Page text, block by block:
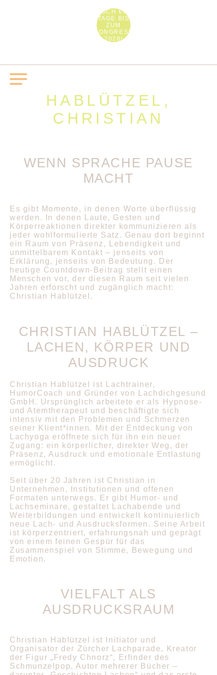
NOCH 692
TAGE BIS
ZUM
KONGRESS
2028!
HABLÜTZEL,
CHRISTIAN
WENN SPRACHE PAUSE
MACHT
Es gibt Momente, in denen Worte überflüssig
werden. In denen Laute, Gesten und
Körperreaktionen direkter kommunizieren als
jeder wohlformulierte Satz. Genau dort beginnt
ein Raum von Präsenz, Lebendigkeit und
unmittelbarem Kontakt – jenseits von
Erklärung, jenseits von Bedeutung. Der
heutige Countdown-Beitrag stellt einen
Menschen vor, der diesen Raum seit vielen
Jahren erforscht und zugänglich macht:
Christian Hablützel.
CHRISTIAN HABLÜTZEL –
LACHEN, KÖRPER UND
AUSDRUCK
Christian Hablützel ist Lachtrainer,
HumorCoach und Gründer von Lachdichgesund
GmbH. Ursprünglich arbeitete er als Hypnose-
und Atemtherapeut und beschäftigte sich
intensiv mit den Problemen und Schmerzen
seiner Klient*innen. Mit der Entdeckung von
Lachyoga eröffnete sich für ihn ein neuer
Zugang: ein körperlicher, direkter Weg, der
Präsenz, Ausdruck und emotionale Entlastung
ermöglicht.
Seit über 20 Jahren ist Christian in
Unternehmen, Institutionen und offenen
Formaten unterwegs. Er gibt Humor- und
Lachseminare, gestaltet Lachabende und
Weiterbildungen und entwickelt kontinuierlich
neue Lach- und Ausdrucksformen. Seine Arbeit
ist körperzentriert, erfahrungsnah und geprägt
von einem feinen Gespür für das
Zusammenspiel von Stimme, Bewegung und
Emotion.
VIELFALT ALS
AUSDRUCKSRAUM
Christian Hablützel ist Initiator und
Organisator der Zürcher Lachparade, Kreator
der Figur „Fredy Chnorz“, Erfinder des
Schmunzelpop, Autor mehrerer Bücher –